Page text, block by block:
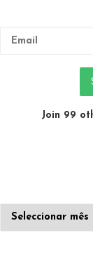
Join 99